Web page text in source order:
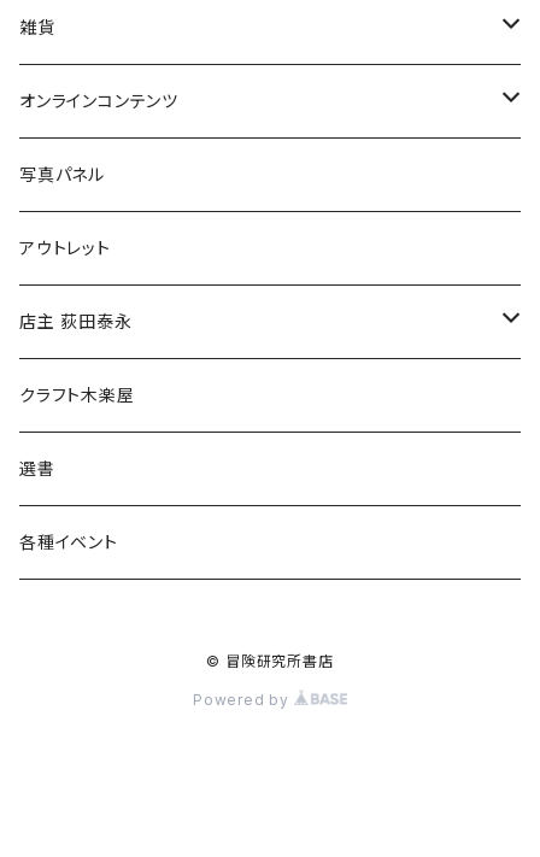
美術
POLEWARDS
Tシャツ
雑貨
バッグ
ブックカバー
マグカップ
傘
食料品
その他
オンラインコンテンツ
冒険クロストーク
写真パネル
アウトレット
店主 荻田泰永
書籍
ウェア
クラフト木楽屋
選書
各種イベント
© 冒険研究所書店
Powered by